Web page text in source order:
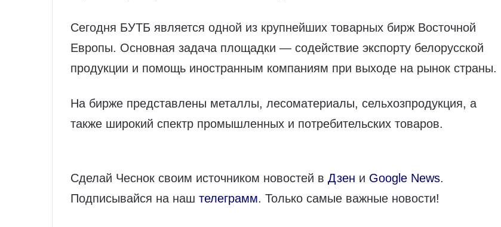
Сегодня БУТБ является одной из крупнейших товарных бирж Восточной
Европы. Основная задача площадки — содействие экспорту белорусской
продукции и помощь иностранным компаниям при выходе на рынок страны.
На бирже представлены металлы, лесоматериалы, сельхозпродукция, а
также широкий спектр промышленных и потребительских товаров.
Сделай Чеснок своим источником новостей в Дзен и Google News.
Подписывайся на наш телеграмм. Только самые важные новости!